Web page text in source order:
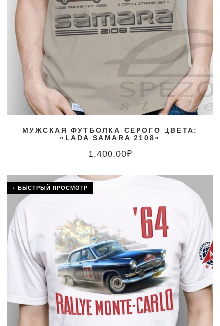
МУЖСКАЯ ФУТБОЛКА СЕРОГО ЦВЕТА:
«LADA SAMARA 2108»
1,400.00₽
+ БЫСТРЫЙ ПРОСМОТР